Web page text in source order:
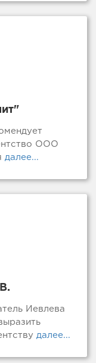
ООО
далее...
Иевлева
далее...